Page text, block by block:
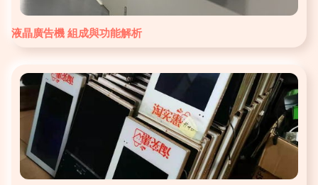
液晶廣告機 組成與功能解析